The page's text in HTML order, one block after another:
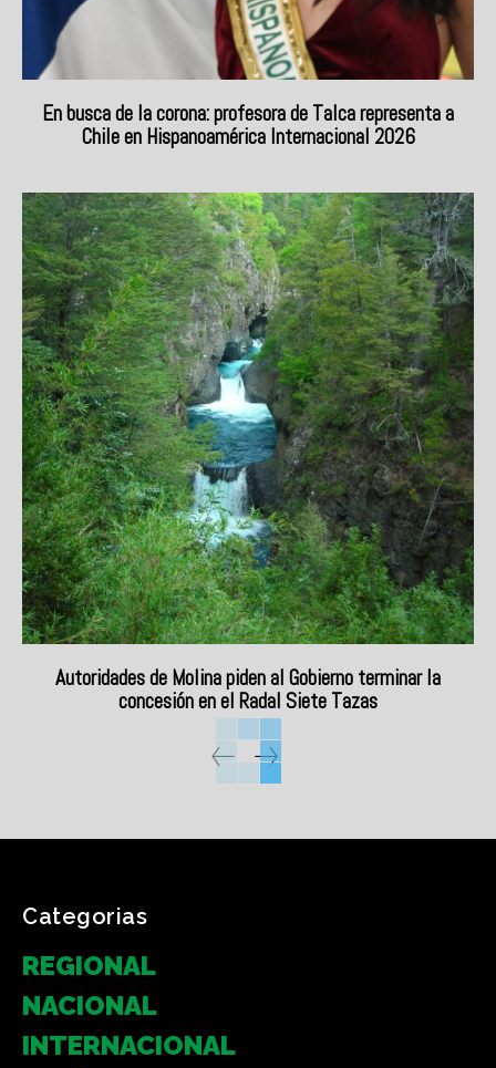
En busca de la corona: profesora de Talca representa a
Chile en Hispanoamérica Internacional 2026
Autoridades de Molina piden al Gobierno terminar la
concesión en el Radal Siete Tazas
Categorias
REGIONAL
NACIONAL
INTERNACIONAL